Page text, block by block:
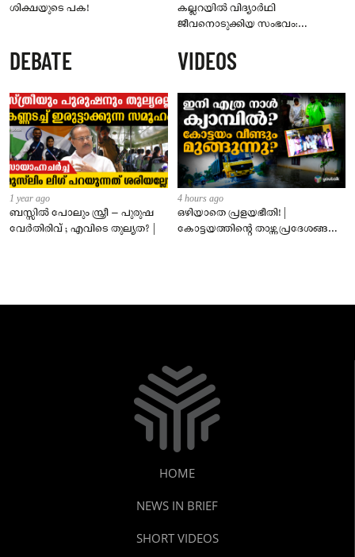
ശിക്ഷയുടെ പക!
കല്ലറയിൽ വിദ്യാർഥി
ജീവനൊടുക്കിയ സംഭവം:
പ്രതി റിമാൻഡിൽ
DEBATE
1 year ago
ബസ്സിൽ പോലും സ്ത്രീ – പുരുഷ
വേർതിരിവ് ; എവിടെ തുല്യത? |
VIDEOS
4 hours ago
ഒഴിയാതെ പ്രളയഭീതി! |
കോട്ടയത്തിന്റെ താഴ്ന്ന പ്രദേശങ്ങൾ
HOME
NEWS IN BRIEF
SHORT VIDEOS